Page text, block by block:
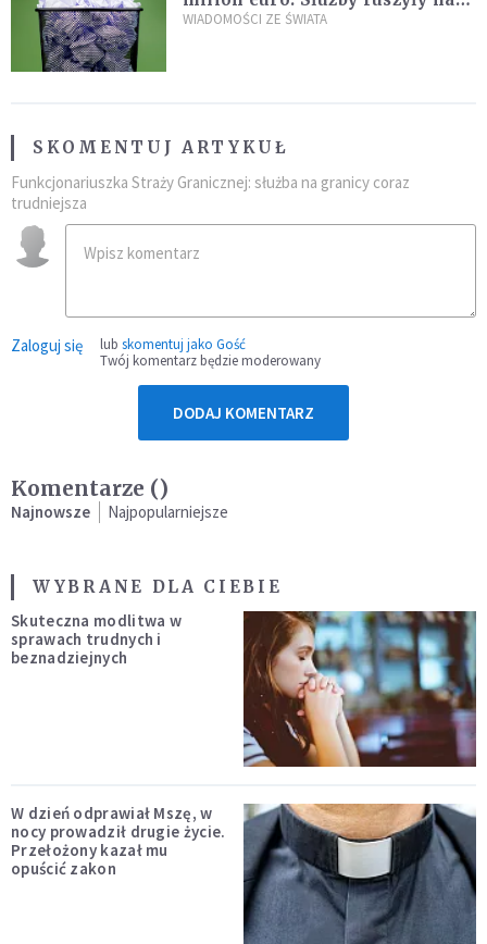
poszukiwania
WIADOMOŚCI ZE ŚWIATA
SKOMENTUJ ARTYKUŁ
Funkcjonariuszka Straży Granicznej: służba na granicy coraz
trudniejsza
Zaloguj się lub skomentuj jako Gość
Twój komentarz będzie moderowany
DODAJ KOMENTARZ
Komentarze ()
Najnowsze Najpopularniejsze
WYBRANE DLA CIEBIE
Skuteczna modlitwa w
sprawach trudnych i
beznadziejnych
W dzień odprawiał Mszę, w
nocy prowadził drugie życie.
Przełożony kazał mu
opuścić zakon